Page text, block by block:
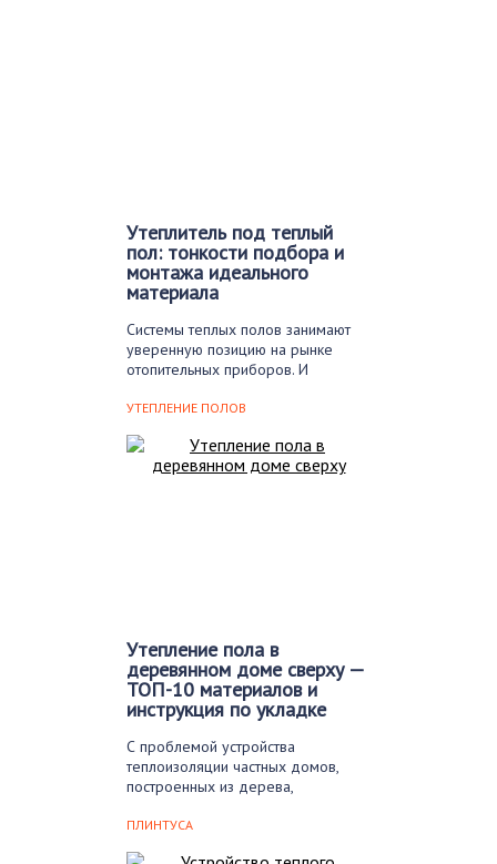
Утеплитель под теплый
пол: тонкости подбора и
монтажа идеального
материала
Системы теплых полов занимают
уверенную позицию на рынке
отопительных приборов. И
УТЕПЛЕНИЕ ПОЛОВ
Утепление пола в
деревянном доме сверху —
ТОП-10 материалов и
инструкция по укладке
С проблемой устройства
теплоизоляции частных домов,
построенных из дерева,
ПЛИНТУСА